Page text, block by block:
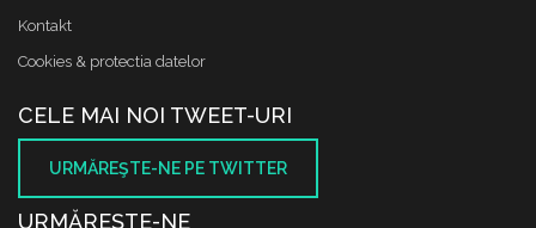
Kontakt
Cookies & protectia datelor
CELE MAI NOI TWEET-URI
URMĂREŞTE-NE PE TWITTER
URMĂREŞTE-NE